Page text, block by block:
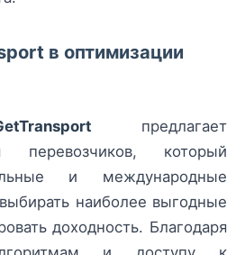
в оптимизации
предлагает
перевозчиков, который
и международные
наиболее выгодные
доходность. Благодаря